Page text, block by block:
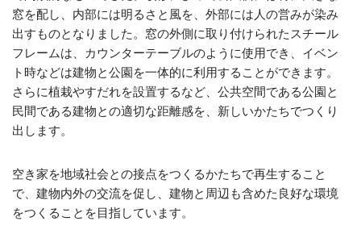
窓を配し、内部には明るさと風を、外部には人の営みが染み
出すものとなりました。窓の外側に取り付けられたスチール
フレームは、カウンターテーブルのように使用でき、イベン
ト時などは建物と公園を一体的に利用することができます。
さらに植栽やすだれを設置するなど、公共空間である公園と
民間である建物との適切な距離感を、新しいかたちでつくり
出します。
空き家を地域社会との接点をつくるかたちで再生すること
で、建物内外の交流を促し、建物と周辺も含めた良好な環境
をつくることを目指しています。